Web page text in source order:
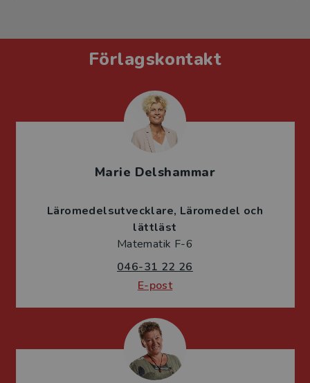
Förlagskontakt
Marie Delshammar
Läromedelsutvecklare Läromedel och
lättläst
Matematik F-6
046-31 22 26
E-post